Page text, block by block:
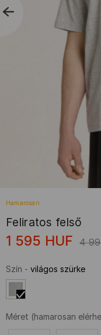
Hamarosan
Feliratos felső
1 595 HUF 4
Szín - világos szürke
Méret (hamarosan